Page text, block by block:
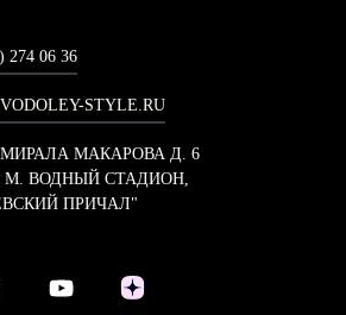
274 06 36
STYLE.RU
МАКАРОВА Д. 6
М. ВОДНЫЙ СТАДИОН,
ПРИЧАЛ"